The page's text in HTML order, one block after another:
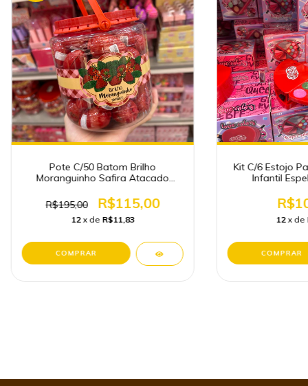
Pote C/50 Batom Brilho
Moranguinho Safira Atacado
R$195,00
R$115,00
12 x de R$11,83
Kit C/6 Estojo
Infantil
12 x de